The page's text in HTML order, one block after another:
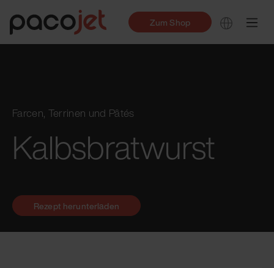
Zum Shop
Farcen, Terrinen und Pâtés
Kalbsbratwurst
Rezept herunterladen